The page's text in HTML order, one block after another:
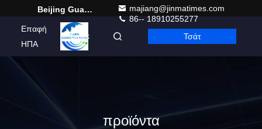
Beijing Guangtian Runze Technology Co., Ltd.
majiang@jinmatimes.com
86-- 18910255277
Επαφή
ΗΠΑ
Greek Τσάτ
προϊόντα